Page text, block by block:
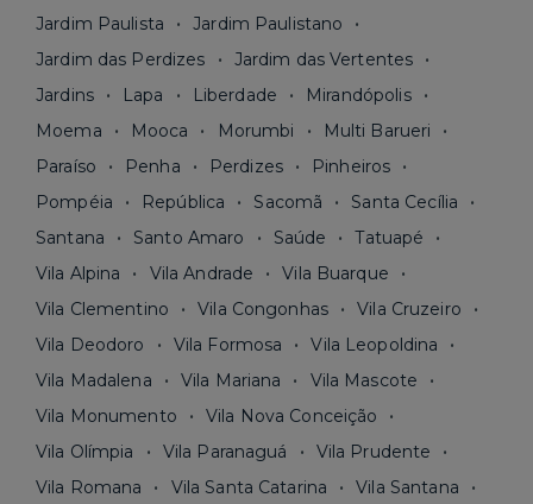
Jardim Paulista
Jardim Paulistano
Jardim das Perdizes
Jardim das Vertentes
Jardins
Lapa Liberdade
Mirandópolis
Moema
Mooca Morumbi
Multi Barueri
Paraíso
Penha Perdizes
Pinheiros
Pompéia
República Sacomã
Santa Cecília
Santana
Santo Amaro Saúde
Tatuapé
Vila Alpina
Vila Andrade
Vila Buarque
Vila Clementino
Vila Congonhas
Vila Cruzeiro
Vila Deodoro
Vila Formosa
Vila Leopoldina
Vila Madalena
Vila Mariana
Vila Mascote
Vila Monumento
Vila Nova Conceição
Vila Olímpia
Vila Paranaguá
Vila Prudente
Vila Romana
Vila Santa Catarina
Vila Santana